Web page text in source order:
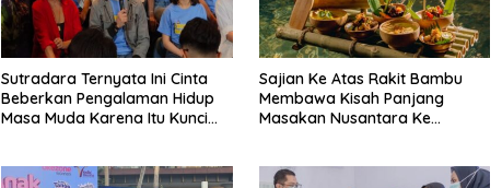
Sutradara Ternyata Ini Cinta
Beberkan Pengalaman Hidup
Masa Muda Karena Itu Kunci
Dua
Sajian Ke Atas Rakit Bambu
Membawa Kisah Panjang
Masakan Nusantara Ke